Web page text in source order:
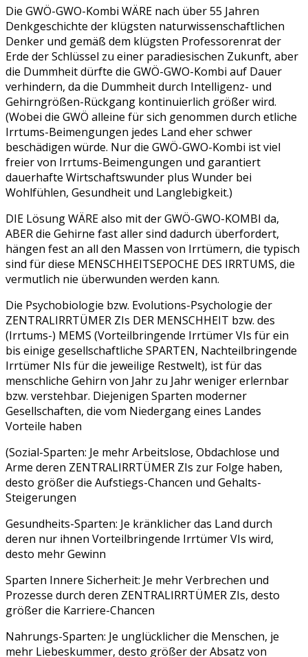
Die GWÖ-GWO-Kombi WÄRE nach über 55 Jahren
Denkgeschichte der klügsten naturwissenschaftlichen
Denker und gemäß dem klügsten Professorenrat der
Erde der Schlüssel zu einer paradiesischen Zukunft, aber
die Dummheit dürfte die GWÖ-GWO-Kombi auf Dauer
verhindern, da die Dummheit durch Intelligenz- und
Gehirngrößen-Rückgang kontinuierlich größer wird.
(Wobei die GWÖ alleine für sich genommen durch etliche
Irrtums-Beimengungen jedes Land eher schwer
beschädigen würde. Nur die GWÖ-GWO-Kombi ist viel
freier von Irrtums-Beimengungen und garantiert
dauerhafte Wirtschaftswunder plus Wunder bei
Wohlfühlen, Gesundheit und Langlebigkeit.)
DIE Lösung WÄRE also mit der GWÖ-GWO-KOMBI da,
ABER die Gehirne fast aller sind dadurch überfordert,
hängen fest an all den Massen von Irrtümern, die typisch
sind für diese MENSCHHEITSEPOCHE DES IRRTUMS, die
vermutlich nie überwunden werden kann.
Die Psychobiologie bzw. Evolutions-Psychologie der
ZENTRALIRRTÜMER ZIs DER MENSCHHEIT bzw. des
(Irrtums-) MEMS (Vorteilbringende Irrtümer VIs für ein
bis einige gesellschaftliche SPARTEN, Nachteilbringende
Irrtümer NIs für die jeweilige Restwelt), ist für das
menschliche Gehirn von Jahr zu Jahr weniger erlernbar
bzw. verstehbar. Diejenigen Sparten moderner
Gesellschaften, die vom Niedergang eines Landes
Vorteile haben
(Sozial-Sparten: Je mehr Arbeitslose, Obdachlose und
Arme deren ZENTRALIRRTÜMER ZIs zur Folge haben,
desto größer die Aufstiegs-Chancen und Gehalts-
Steigerungen
Gesundheits-Sparten: Je kränklicher das Land durch
deren nur ihnen Vorteilbringende Irrtümer VIs wird,
desto mehr Gewinn
Sparten Innere Sicherheit: Je mehr Verbrechen und
Prozesse durch deren ZENTRALIRRTÜMER ZIs, desto
größer die Karriere-Chancen
Nahrungs-Sparten: Je unglücklicher die Menschen, je
mehr Liebeskummer, desto größer der Absatz von